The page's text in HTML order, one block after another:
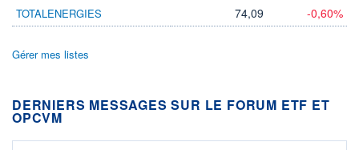
TOTALENERGIES 74,09 -0,60%
Gérer mes listes
DERNIERS MESSAGES SUR LE FORUM ETF ET
OPCVM